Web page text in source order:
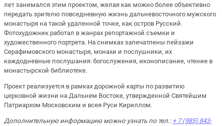
лет занимался этим проектом, желая как можно более объективно
передать зрителю повседневную жизнь дальневосточного мужского
монастыря на такой удаленной точке, как остров Русский.
Фотохудожник работал в жанрах репортажной съемки и
художественного портрета. На снимках запечатлены пейзажи
Серафимовского монастыря, монахи и послушники, их
каждодневные послушания: богослужения, иконописание, чтение в
монастырской библиотеке.
Проект реализуется в рамках дорожной карты по развитию
церковной жизни на Дальнем Востоке, утвержденной Святейшим
Патриархом Московским и всея Руси Кириллом.
Дополнительную информацию можно узнать по тел.: + 7 (985) 843-